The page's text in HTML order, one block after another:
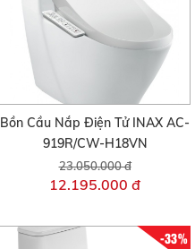
Bồn Cầu Nắp Điện Tử INAX AC-
919R/CW-H18VN
23.050.000 đ
12.195.000 đ
-33%